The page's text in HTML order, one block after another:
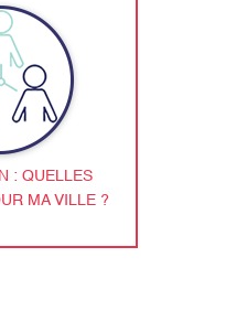
: QUELLES
MA VILLE ?